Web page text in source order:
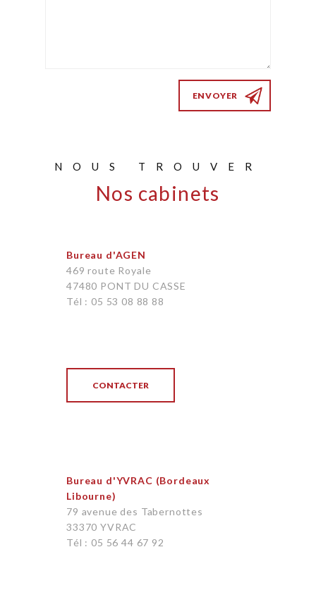
ENVOYER
NOUS TROUVER
Nos cabinets
Bureau d'AGEN
469 route Royale
47480 PONT DU CASSE
Tél : 05 53 08 88 88
CONTACTER
Bureau d'YVRAC (Bordeaux
Libourne)
79 avenue des Tabernottes
33370 YVRAC
Tél : 05 56 44 67 92